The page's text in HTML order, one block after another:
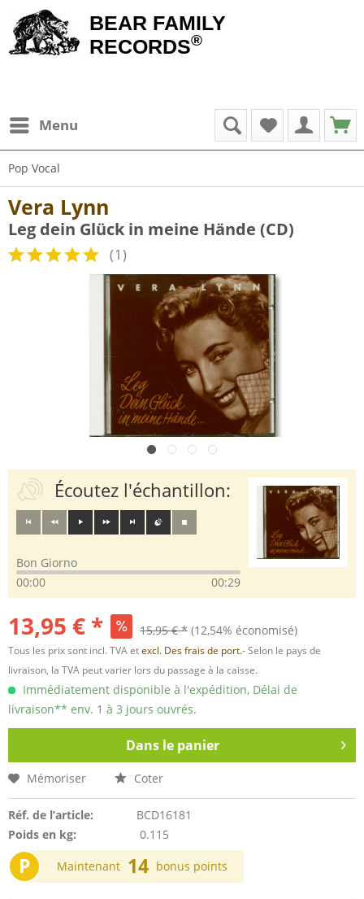
BEAR FAMILY
RECORDS®
Menu
Pop Vocal
Vera Lynn
Leg dein Glück in meine Hände (CD)
(1)
Écoutez l'échantillon:
Bon Giorno
00:00
00:29
13,95 € * 15,95 € * (12,54% économisé)
Tous les prix sont incl. TVA etexcl. Des frais de port.- Selon le pays de
livraison, la TVA peut varier lors du passage à la caisse.
Immédiatement disponible à l'expédition, Délai de
livraison** env. 1 à 3 jours ouvrés.
Dans le panier
Mémoriser Coter
Réf. de l’article:
BCD16181
Poids en kg:
0.115
P Maintenant 14 bonus points